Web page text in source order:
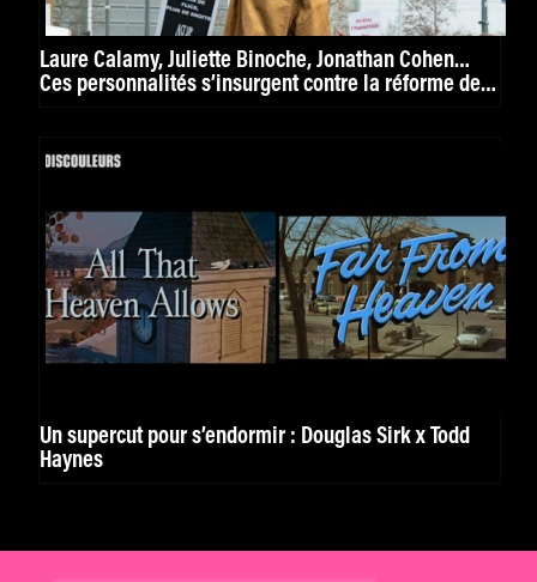
Laure Calamy, Juliette Binoche, Jonathan Cohen…
Ces personnalités s’insurgent contre la réforme des
Un supercut pour s’endormir : Douglas Sirk x Todd
Haynes